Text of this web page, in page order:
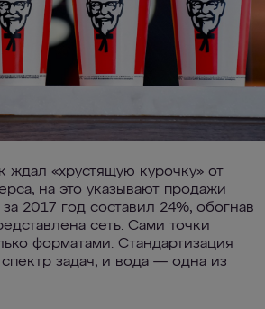
ждал «хрустящую курочку» от
на это указывают продажи
за 2017 год составил 24%, обогнав
сеть. Сами точки
форматами. Стандартизация
задач, и вода — одна из